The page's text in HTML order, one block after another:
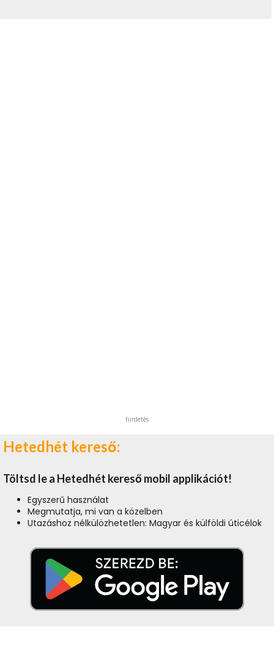
hirdetés
Hetedhét kereső:
Töltsd le a Hetedhét kereső mobil applikációt!
Egyszerű használat
Megmutatja, mi van a közelben
Utazáshoz nélkülözhetetlen: Magyar és külföldi úticélok